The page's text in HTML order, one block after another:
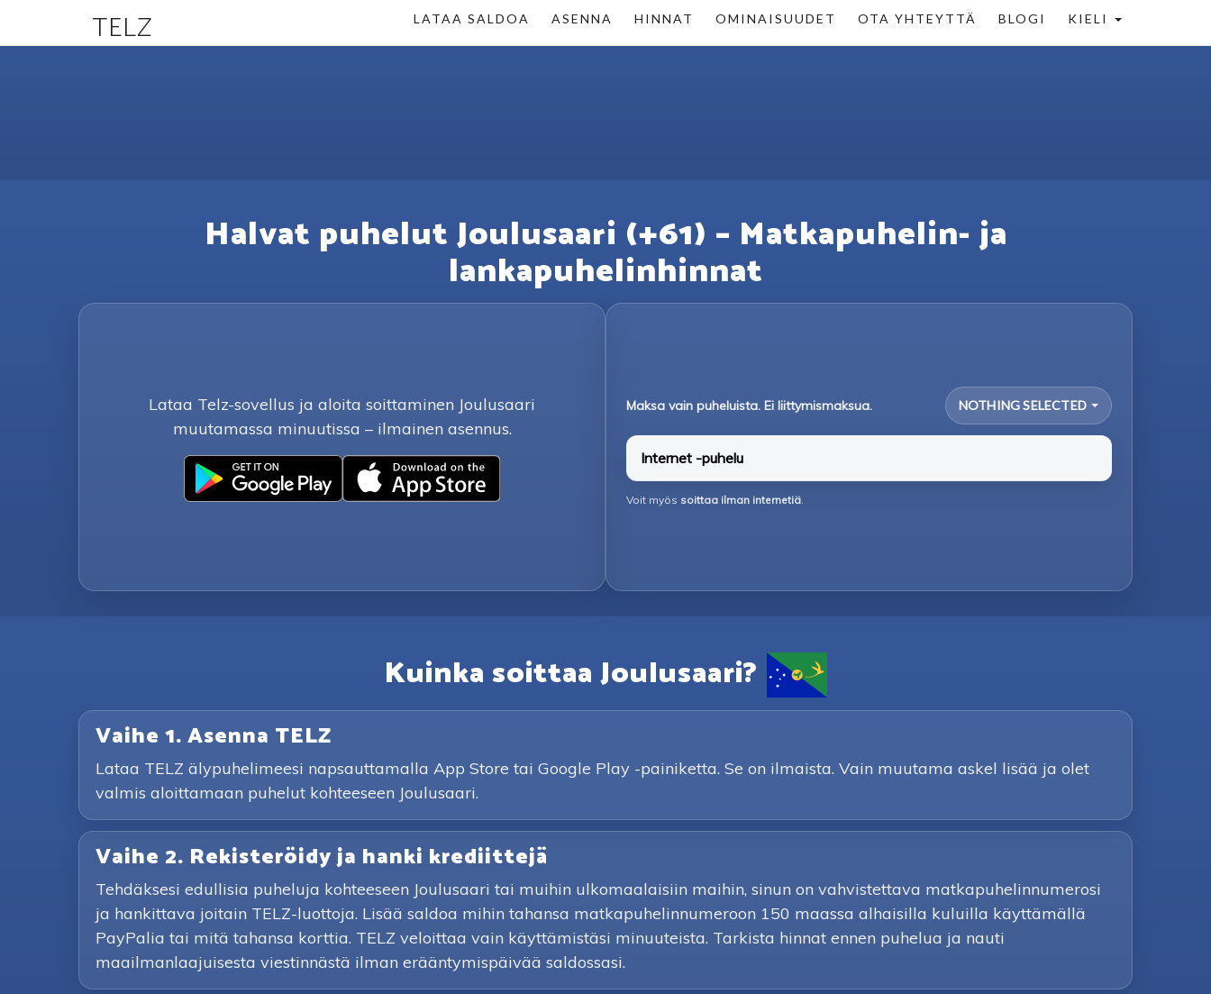
TELZ LATAA SALDOA ASENNA HINNAT OMINAISUUDET OTA YHTEYTTÄ BLOGI KIELI
Halvat puhelut Joulusaari (+61) – Matkapuhelin- ja
lankapuhelinhinnat
Lataa Telz-sovellus ja aloita soittaminen Joulusaari
muutamassa minuutissa – ilmainen asennus.
Maksa vain puheluista. Ei liittymismaksua. NOTHING SELECTED
Internet -puhelu
Voit myös soittaa ilman internetiä
Kuinka soittaa Joulusaari?
Vaihe 1. Asenna TELZ
Lataa TELZ älypuhelimeesi napsauttamalla App Store tai Google Play -painiketta. Se on ilmaista. Vain muutama askel lisää ja olet
valmis aloittamaan puhelut kohteeseen Joulusaari.
Vaihe 2. Rekisteröidy ja hanki krediittejä
Tehdäksesi edullisia puheluja kohteeseen Joulusaari tai muihin ulkomaalaisiin maihin, sinun on vahvistettava matkapuhelinnumerosi
ja hankittava joitain TELZ-luottoja. Lisää saldoa mihin tahansa matkapuhelinnumeroon 150 maassa alhaisilla kuluilla käyttämällä
PayPalia tai mitä tahansa korttia. TELZ veloittaa vain käyttämistäsi minuuteista. Tarkista hinnat ennen puhelua ja nauti
maailmanlaajuisesta viestinnästä ilman erääntymispäivää saldossasi.